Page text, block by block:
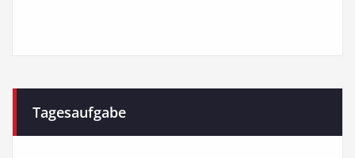
Tagesaufgabe